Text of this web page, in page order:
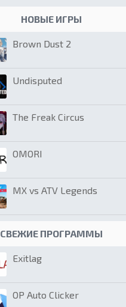
НОВЫЕ ИГРЫ
Brown Dust 2
Undisputed
The Freak Circus
OMORI
MX vs ATV Legends
СВЕЖИЕ ПРОГРАММЫ
Exitlag
OP Auto Clicker